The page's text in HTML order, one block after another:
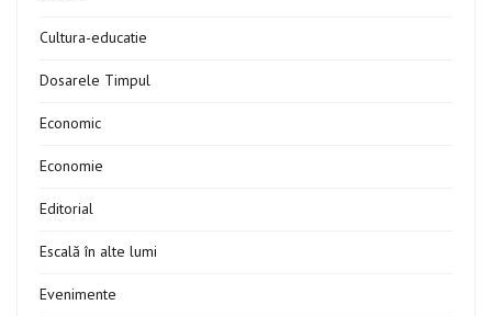
Cultura-educatie
Dosarele Timpul
Economic
Economie
Editorial
Escală în alte lumi
Evenimente